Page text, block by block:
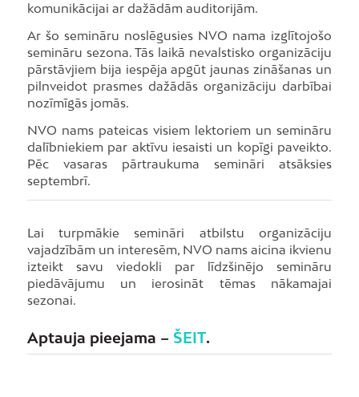
komunikācijai ar dažādām auditorijām.
Ar šo semināru noslēgusies NVO nama izglītojošo
semināru sezona. Tās laikā nevalstisko organizāciju
pārstāvjiem bija iespēja apgūt jaunas zināšanas un
pilnveidot prasmes dažādās organizāciju darbībai
nozīmīgās jomās.
NVO nams pateicas visiem lektoriem un semināru
dalībniekiem par aktīvu iesaisti un kopīgi paveikto.
Pēc vasaras pārtraukuma semināri atsāksies
septembrī.
Lai turpmākie semināri atbilstu organizāciju
vajadzībām un interesēm, NVO nams aicina ikvienu
izteikt savu viedokli par līdzšinējo semināru
piedāvājumu un ierosināt tēmas nākamajai
sezonai.
Aptauja pieejama – ŠEIT.